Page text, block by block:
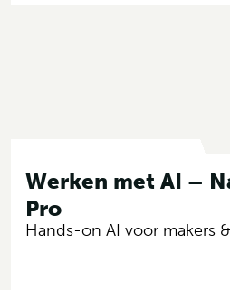
Werken met AI –
Pro
Hands-on AI voor makers